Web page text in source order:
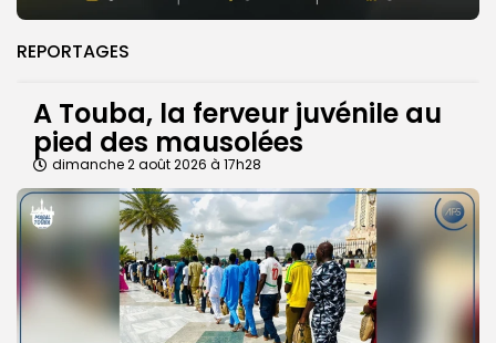
REPORTAGES
A Touba, la ferveur juvénile au
pied des mausolées
dimanche 2 août 2026 à 17h28